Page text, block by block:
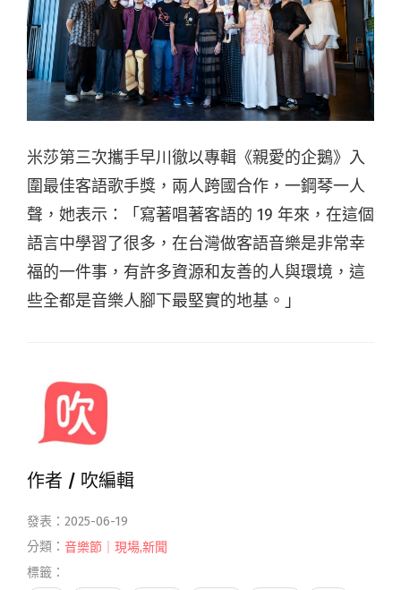
米莎第三次攜手早川徹以專輯《親愛的企鵝》入
圍最佳客語歌手獎，兩人跨國合作，一鋼琴一人
聲，她表示：「寫著唱著客語的 19 年來，在這個
語言中學習了很多，在台灣做客語音樂是非常幸
福的一件事，有許多資源和友善的人與環境，這
些全都是音樂人腳下最堅實的地基。」
作者 / 吹編輯
發表：2025-06-19
分類： 音樂節｜現場,新聞
標籤：